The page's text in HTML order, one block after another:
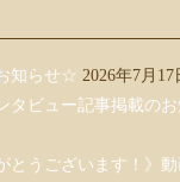
知らせ☆ 2026年7月17
タビュー記事掲載の
とうございます！》